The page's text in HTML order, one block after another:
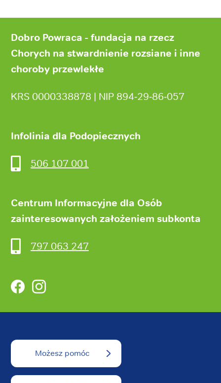
stronyDobro Powraca - fundacja na rzecz
Chorych na stwardnienie rozsiane i inne
choroby przewlekłe
KRS 0000338878 | NIP 894‑29‑86‑057
Infolinia dla Podopiecznych
506 107 001
Centrum Informacyjne dla Osób
zainteresowanych założeniem subkonta
797 063 247
FacebookInstagram
Możesz pomóc